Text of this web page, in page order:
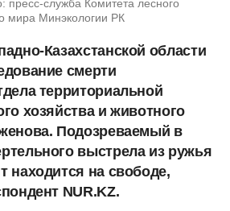
служба Комитета лесного
мира Минэкологии РК
Казахстанской области
смерти
территориальной
хозяйства и животного
Подозреваемый в
выстрела из ружья
находится на свободе,
NUR.KZ.